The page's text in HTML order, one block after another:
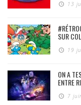
13
SUR
19
ON A
ENTRE
7